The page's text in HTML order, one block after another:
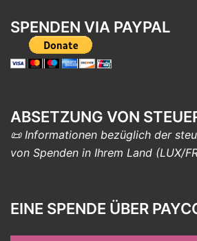
SPENDEN VIA PAYPAL
ABSETZUNG VON
📜 Informationen bezüglich der
von Spenden in Ihrem Land (LUX/
EINE SPENDE ÜBER